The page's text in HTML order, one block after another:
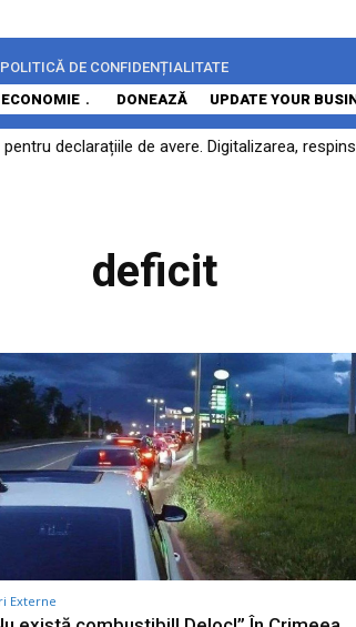
POLITICĂ DE CONFIDENȚIALITATE
ECONOMIE DONEAZĂ UPDATE YOUR
declarațiile de avere. Digitalizarea,
deficit
Externe